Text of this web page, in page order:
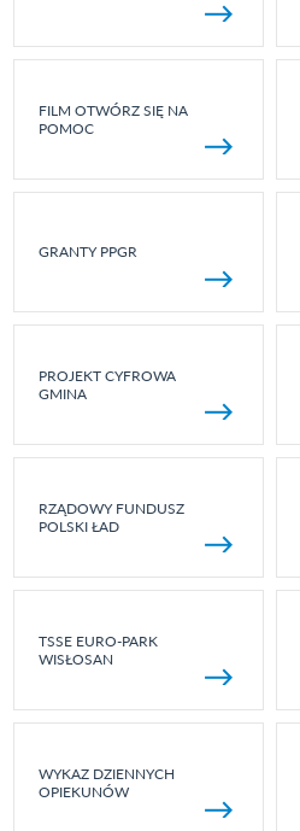
FILM OTWÓRZ SIĘ NA
POMOC
GRANTY PPGR
PROJEKT CYFROWA
GMINA
RZĄDOWY FUNDUSZ
POLSKI ŁAD
TSSE EURO-PARK
WISŁOSAN
WYKAZ DZIENNYCH
OPIEKUNÓW